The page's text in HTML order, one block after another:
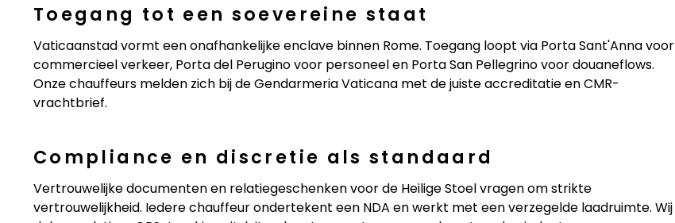
Toegang tot een soevereine staat
Vaticaanstad vormt een onafhankelijke enclave binnen Rome. Toegang loopt via Porta Sant'Anna voor
commercieel verkeer, Porta del Perugino voor personeel en Porta San Pellegrino voor douaneflows.
Onze chauffeurs melden zich bij de Gendarmeria Vaticana met de juiste accreditatie en CMR-
vrachtbrief.
Compliance en discretie als standaard
Vertrouwelijke documenten en relatiegeschenken voor de Heilige Stoel vragen om strikte
vertrouwelijkheid. Iedere chauffeur ondertekent een NDA en werkt met een verzegelde laadruimte. Wij